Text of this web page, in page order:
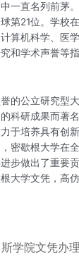
一直名列前茅
第21位。学校
算机科学、医
和学术声誉等
的公立研究型
科研成果而著
于培养具有创
密歇根大学在
步做出了重要
大学文凭，高